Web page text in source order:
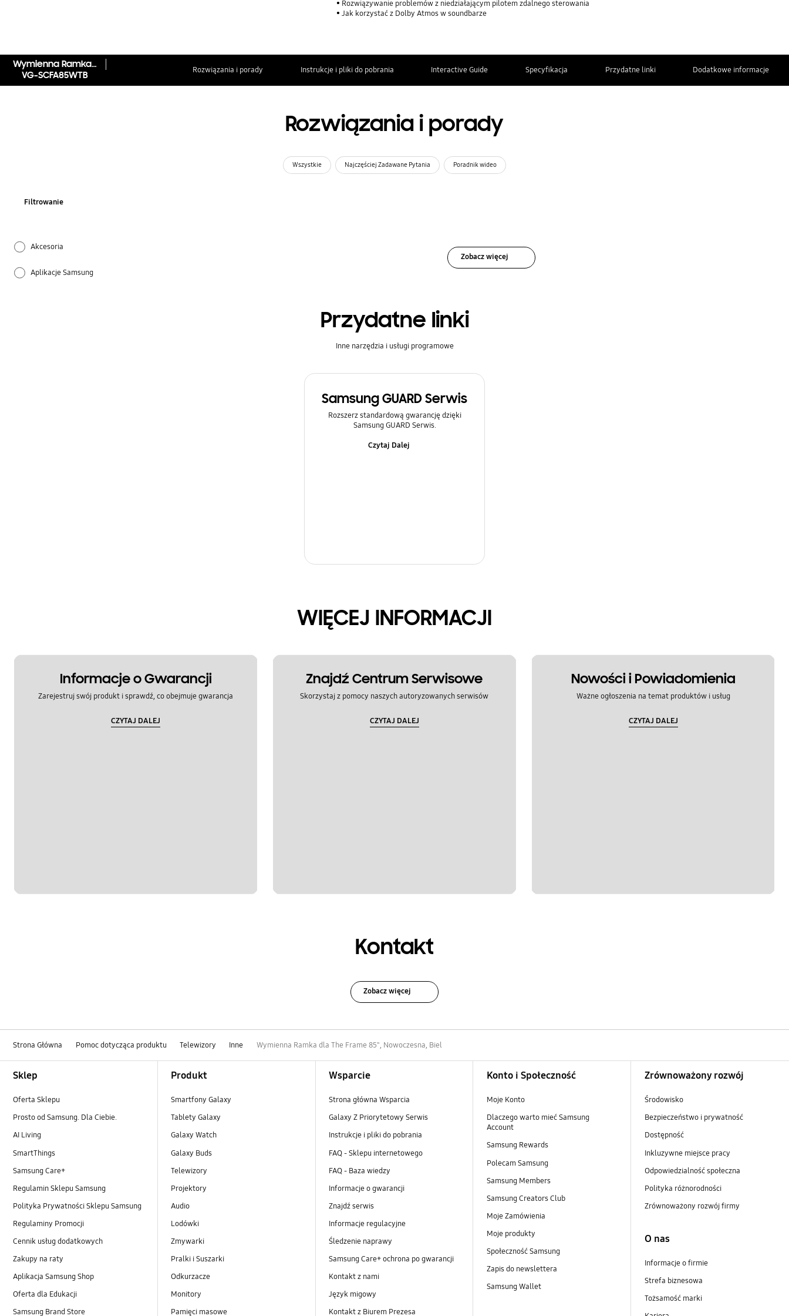
Rozwiązywanie problemów z niedziałającym pilotem zdalnego sterowania
Jak korzystać z Dolby Atmos w soundbarze
Wymienna Ramka dla The Frame 85", Nowoczesna, Biel
VG-SCFA85WTB
Rozwiązania i porady Instrukcje i pliki do pobrania Interactive Guide Specyfikacja Przydatne linki Dodatkowe informacje
Rozwiązania i porady
Wszystkie Najczęściej Zadawane Pytania Poradnik wideo
Filtrowanie
Akcesoria
Aplikacje Samsung
Zobacz więcej
Przydatne linki
Inne narzędzia i usługi programowe
Samsung GUARD Serwis
Rozszerz standardową gwarancję dzięki
Samsung GUARD Serwis.
Czytaj Dalej
WIĘCEJ INFORMACJI
Informacje o Gwarancji
Zarejestruj swój produkt i sprawdź, co obejmuje gwarancja
CZYTAJ DALEJ
Znajdź Centrum Serwisowe
Skorzystaj z pomocy naszych autoryzowanych serwisów
CZYTAJ DALEJ
Nowości i Powiadomienia
Ważne ogłoszenia na temat produktów i usług
CZYTAJ DALEJ
Kontakt
Zobacz więcej
Strona Główna Pomoc dotycząca produktu Telewizory Inne Wymienna Ramka dla The Frame 85", Nowoczesna, Biel
Sklep
Oferta Sklepu
Prosto od Samsung. Dla Ciebie.
AI Living
SmartThings
Samsung Care+
Regulamin Sklepu Samsung
Polityka Prywatności Sklepu Samsung
Regulaminy Promocji
Cennik usług dodatkowych
Zakupy na raty
Aplikacja Samsung Shop
Oferta dla Edukacji
Samsung Brand Store
Produkt
Smartfony Galaxy
Tablety Galaxy
Galaxy Watch
Galaxy Buds
Telewizory
Projektory
Audio
Lodówki
Zmywarki
Pralki i Suszarki
Odkurzacze
Monitory
Pamięci masowe
Wsparcie
Strona główna Wsparcia
Galaxy Z Priorytetowy Serwis
Instrukcje i pliki do pobrania
FAQ - Sklepu internetowego
FAQ - Baza wiedzy
Informacje o gwarancji
Znajdź serwis
Informacje regulacyjne
Śledzenie naprawy
Samsung Care+ ochrona po gwarancji
Kontakt z nami
Język migowy
Kontakt z Biurem Prezesa
Konto i Społeczność
Moje Konto
Dlaczego warto mieć Samsung
Account
Samsung Rewards
Polecam Samsung
Samsung Members
Samsung Creators Club
Moje Zamówienia
Moje produkty
Społeczność Samsung
Zapis do newslettera
Samsung Wallet
Zrównoważony rozwój
Środowisko
Bezpieczeństwo i prywatność
Dostępność
Inkluzywne miejsce pracy
Odpowiedzialność społeczna
Polityka różnorodności
Zrównoważony rozwój firmy
O nas
Informacje o firmie
Strefa biznesowa
Tożsamość marki